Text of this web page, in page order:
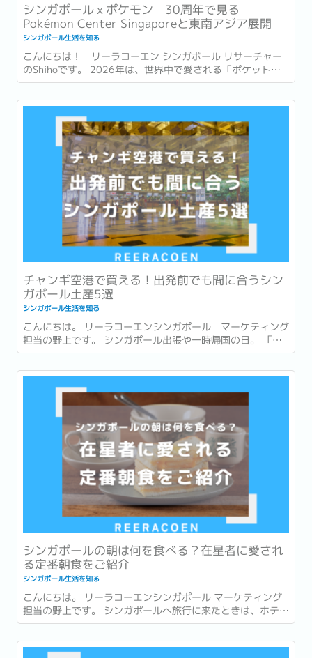
シンガポールｘポケモン 30周年で見る
Pokémon Center Singaporeと東南アジア展開
シンガポール生活を知る
こんにちは！ リーラコーエン シンガポール リサーチャー
のShihoです。 2026年は、世界中で愛される「ポケットモ
ンスター (ポケモン)」が誕生して30周年という節目の年で
す。 ゲームやアニメ、カードゲームなど、幅広い世代に親し
まれ、日本を代表するコンテンツの一つとなったポケモ
チャンギ空港で買える！出発前でも間に合うシン
ガポール土産5選
シンガポール生活を知る
こんにちは。 リーラコーエンシンガポール マーケティング
担当の野上です。 シンガポール出張や一時帰国の日。 「最
後まで打合せや商談が入っていて、市内でお土産を買う時間
がなかった…。」 「一時帰国ギリギリまで予定が詰まってい
てお土産が買えなかった…。」 このような経験はありません
シンガポールの朝は何を食べる？在星者に愛され
る定番朝食をご紹介
シンガポール生活を知る
こんにちは。 リーラコーエンシンガポール マーケティング
担当の野上です。 シンガポールへ旅行に来たときは、ホテル
での朝食を楽しんだり、有名店でローカルグルメを味わった
りすることが多いかもしれません。 一方で、実際に暮らし始
めると、「朝食」は毎日の生活の一部になります。...